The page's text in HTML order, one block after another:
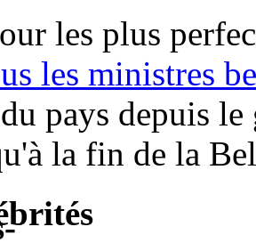
les plus
les ministres
pays depuis
la fin de la